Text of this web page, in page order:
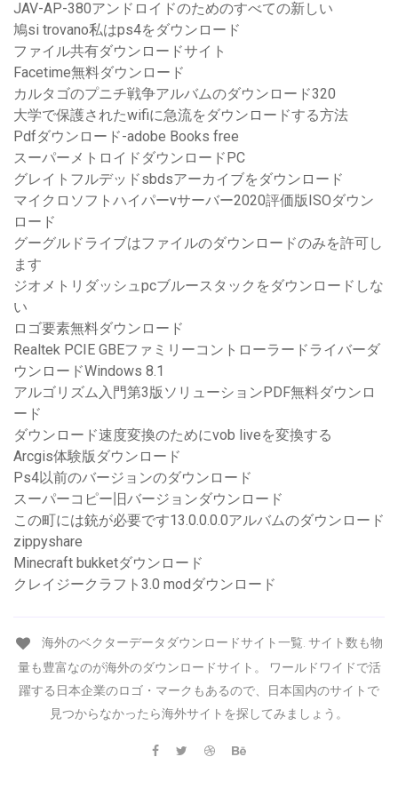
JAV-AP-380アンドロイドのためのすべての新しい
鳩si trovano私はps4をダウンロード
ファイル共有ダウンロードサイト
Facetime無料ダウンロード
カルタゴのプニチ戦争アルバムのダウンロード320
大学で保護されたwifiに急流をダウンロードする方法
Pdfダウンロード-adobe Books free
スーパーメトロイドダウンロードPC
グレイトフルデッドsbdsアーカイブをダウンロード
マイクロソフトハイパーvサーバー2020評価版ISOダウン
ロード
グーグルドライブはファイルのダウンロードのみを許可し
ます
ジオメトリダッシュpcブルースタックをダウンロードしな
い
ロゴ要素無料ダウンロード
Realtek PCIE GBEファミリーコントローラードライバーダ
ウンロードWindows 8.1
アルゴリズム入門第3版ソリューションPDF無料ダウンロ
ード
ダウンロード速度変換のためにvob liveを変換する
Arcgis体験版ダウンロード
Ps4以前のバージョンのダウンロード
スーパーコピー旧バージョンダウンロード
この町には銃が必要です13.0.0.0.0アルバムのダウンロード
zippyshare
Minecraft bukketダウンロード
クレイジークラフト3.0 modダウンロード
海外のベクターデータダウンロードサイト一覧. サイト数も物
量も豊富なのが海外のダウンロードサイト。 ワールドワイドで活
躍する日本企業のロゴ・マークもあるので、日本国内のサイトで
見つからなかったら海外サイトを探してみましょう。